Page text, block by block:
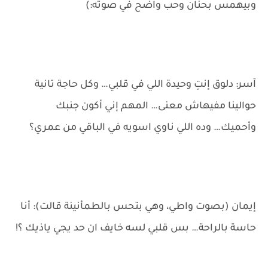
وبيهمس بحنان وحب واضح في صوته:)
آسر: دلوق إنتِ وحيدة اللي في قلبي… وكل حاجة تانية
حوالينا مفيهاش معنى… المهم إني أكون جنبك
وأحميك… وده اللي ناوي اسويه في الباقي من عمري؟
إيمان (بصوت واطي، وهي بتحس بالطمأنينة قالت): أنا
حاسة بالراحة… بس قلبي لسه خايف ان حد يجي ياذيك ؟!